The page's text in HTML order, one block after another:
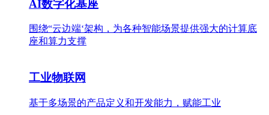
AI数字化基座
围绕“云边端‘架构，为各种智能场景提供强大的计算底
座和算力支撑
工业物联网
基于多场景的产品定义和开发能力，赋能工业